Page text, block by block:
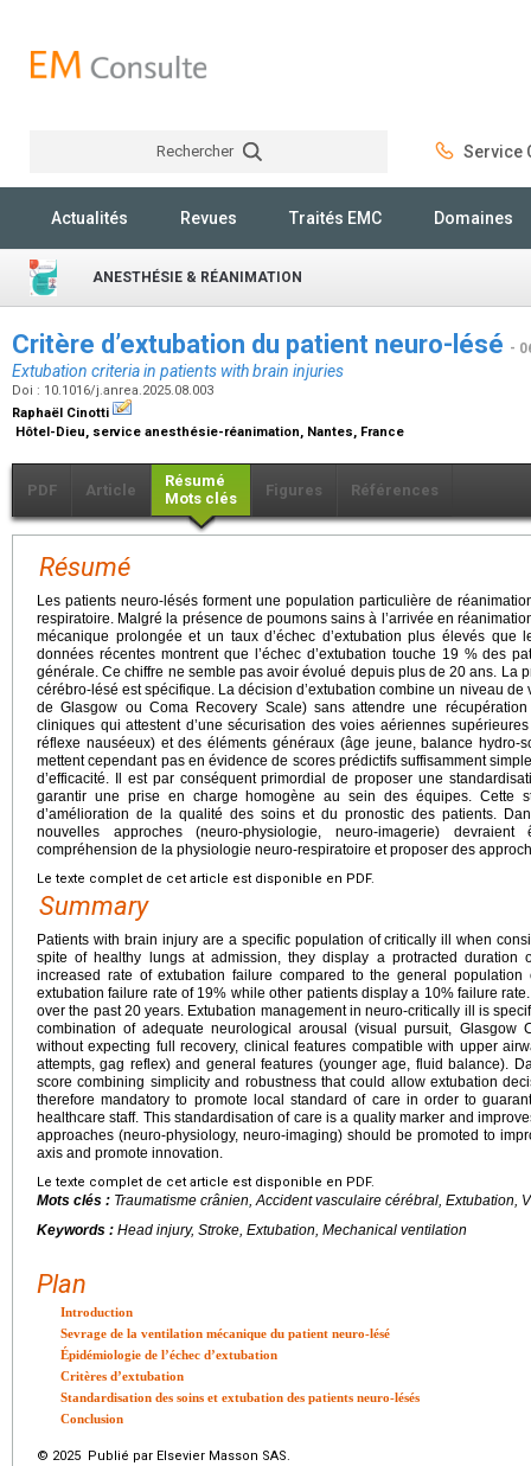
Rechercher Service
Actualités Revues Traités EMC Domaines
ANESTHÉSIE & RÉANIMATION
Critère d’extubation du patient neuro-lésé -
Extubation criteria in patients with brain injuries
Doi : 10.1016/j.anrea.2025.08.003
Raphaël Cinotti
Hôtel-Dieu, service anesthésie-réanimation, Nantes, France
PDF Article
Résumé
Mots clés
Figures Références
Résumé
Les patients neuro-lésés forment une population particulière de
respiratoire. Malgré la présence de poumons sains à l’arrivée en
mécanique prolongée et un taux d’échec d’extubation plus élevés que
données récentes montrent que l’échec d’extubation touche 19 % des
générale. Ce chiffre ne semble pas avoir évolué depuis plus de 20 ans. La
cérébro-lésé est spécifique. La décision d’extubation combine un niveau
de Glasgow ou Coma Recovery Scale) sans attendre une
cliniques qui attestent d’une sécurisation des voies aériennes
réflexe nauséeux) et des éléments généraux (âge jeune, balance hydro-
mettent cependant pas en évidence de scores prédictifs suffisamment
d’efficacité. Il est par conséquent primordial de proposer une
garantir une prise en charge homogène au sein des équipes. Cette
d’amélioration de la qualité des soins et du pronostic des patients.
nouvelles approches (neuro-physiologie, neuro-imagerie)
compréhension de la physiologie neuro-respiratoire et proposer des
Le texte complet de cet article est disponible en PDF.
Summary
Patients with brain injury are a specific population of critically ill when
spite of healthy lungs at admission, they display a protracted duration
increased rate of extubation failure compared to the general
extubation failure rate of 19% while other patients display a 10% failure
over the past 20 years. Extubation management in neuro-critically ill is
combination of adequate neurological arousal (visual pursuit, Glasgow
without expecting full recovery, clinical features compatible with upper
attempts, gag reflex) and general features (younger age, fluid balance).
score combining simplicity and robustness that could allow extubation
therefore mandatory to promote local standard of care in order to
healthcare staff. This standardisation of care is a quality marker and
approaches (neuro-physiology, neuro-imaging) should be promoted to
axis and promote innovation.
Le texte complet de cet article est disponible en PDF.
Mots clés : Traumatisme crânien, Accident vasculaire cérébral, Extubation,
Keywords : Head injury, Stroke, Extubation, Mechanical ventilation
Plan
Introduction
Sevrage de la ventilation mécanique du patient neuro-lésé
Épidémiologie de l’échec d’extubation
Critères d’extubation
Standardisation des soins et extubation des patients neuro-lésés
Conclusion
© 2025 Publié par Elsevier Masson SAS.